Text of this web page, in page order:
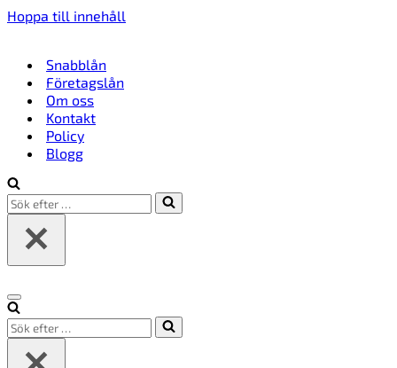
Hoppa till innehåll
Snabblån
Företagslån
Om oss
Kontakt
Policy
Blogg
Sök
efter
Navigeringsmeny
Sök
efter